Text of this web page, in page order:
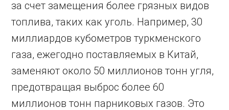
за счет замещения более грязных видов
топлива, таких как уголь. Например, 30
миллиардов кубометров туркменского
газа, ежегодно поставляемых в Китай,
заменяют около 50 миллионов тонн угля,
предотвращая выброс более 60
миллионов тонн парниковых газов. Это